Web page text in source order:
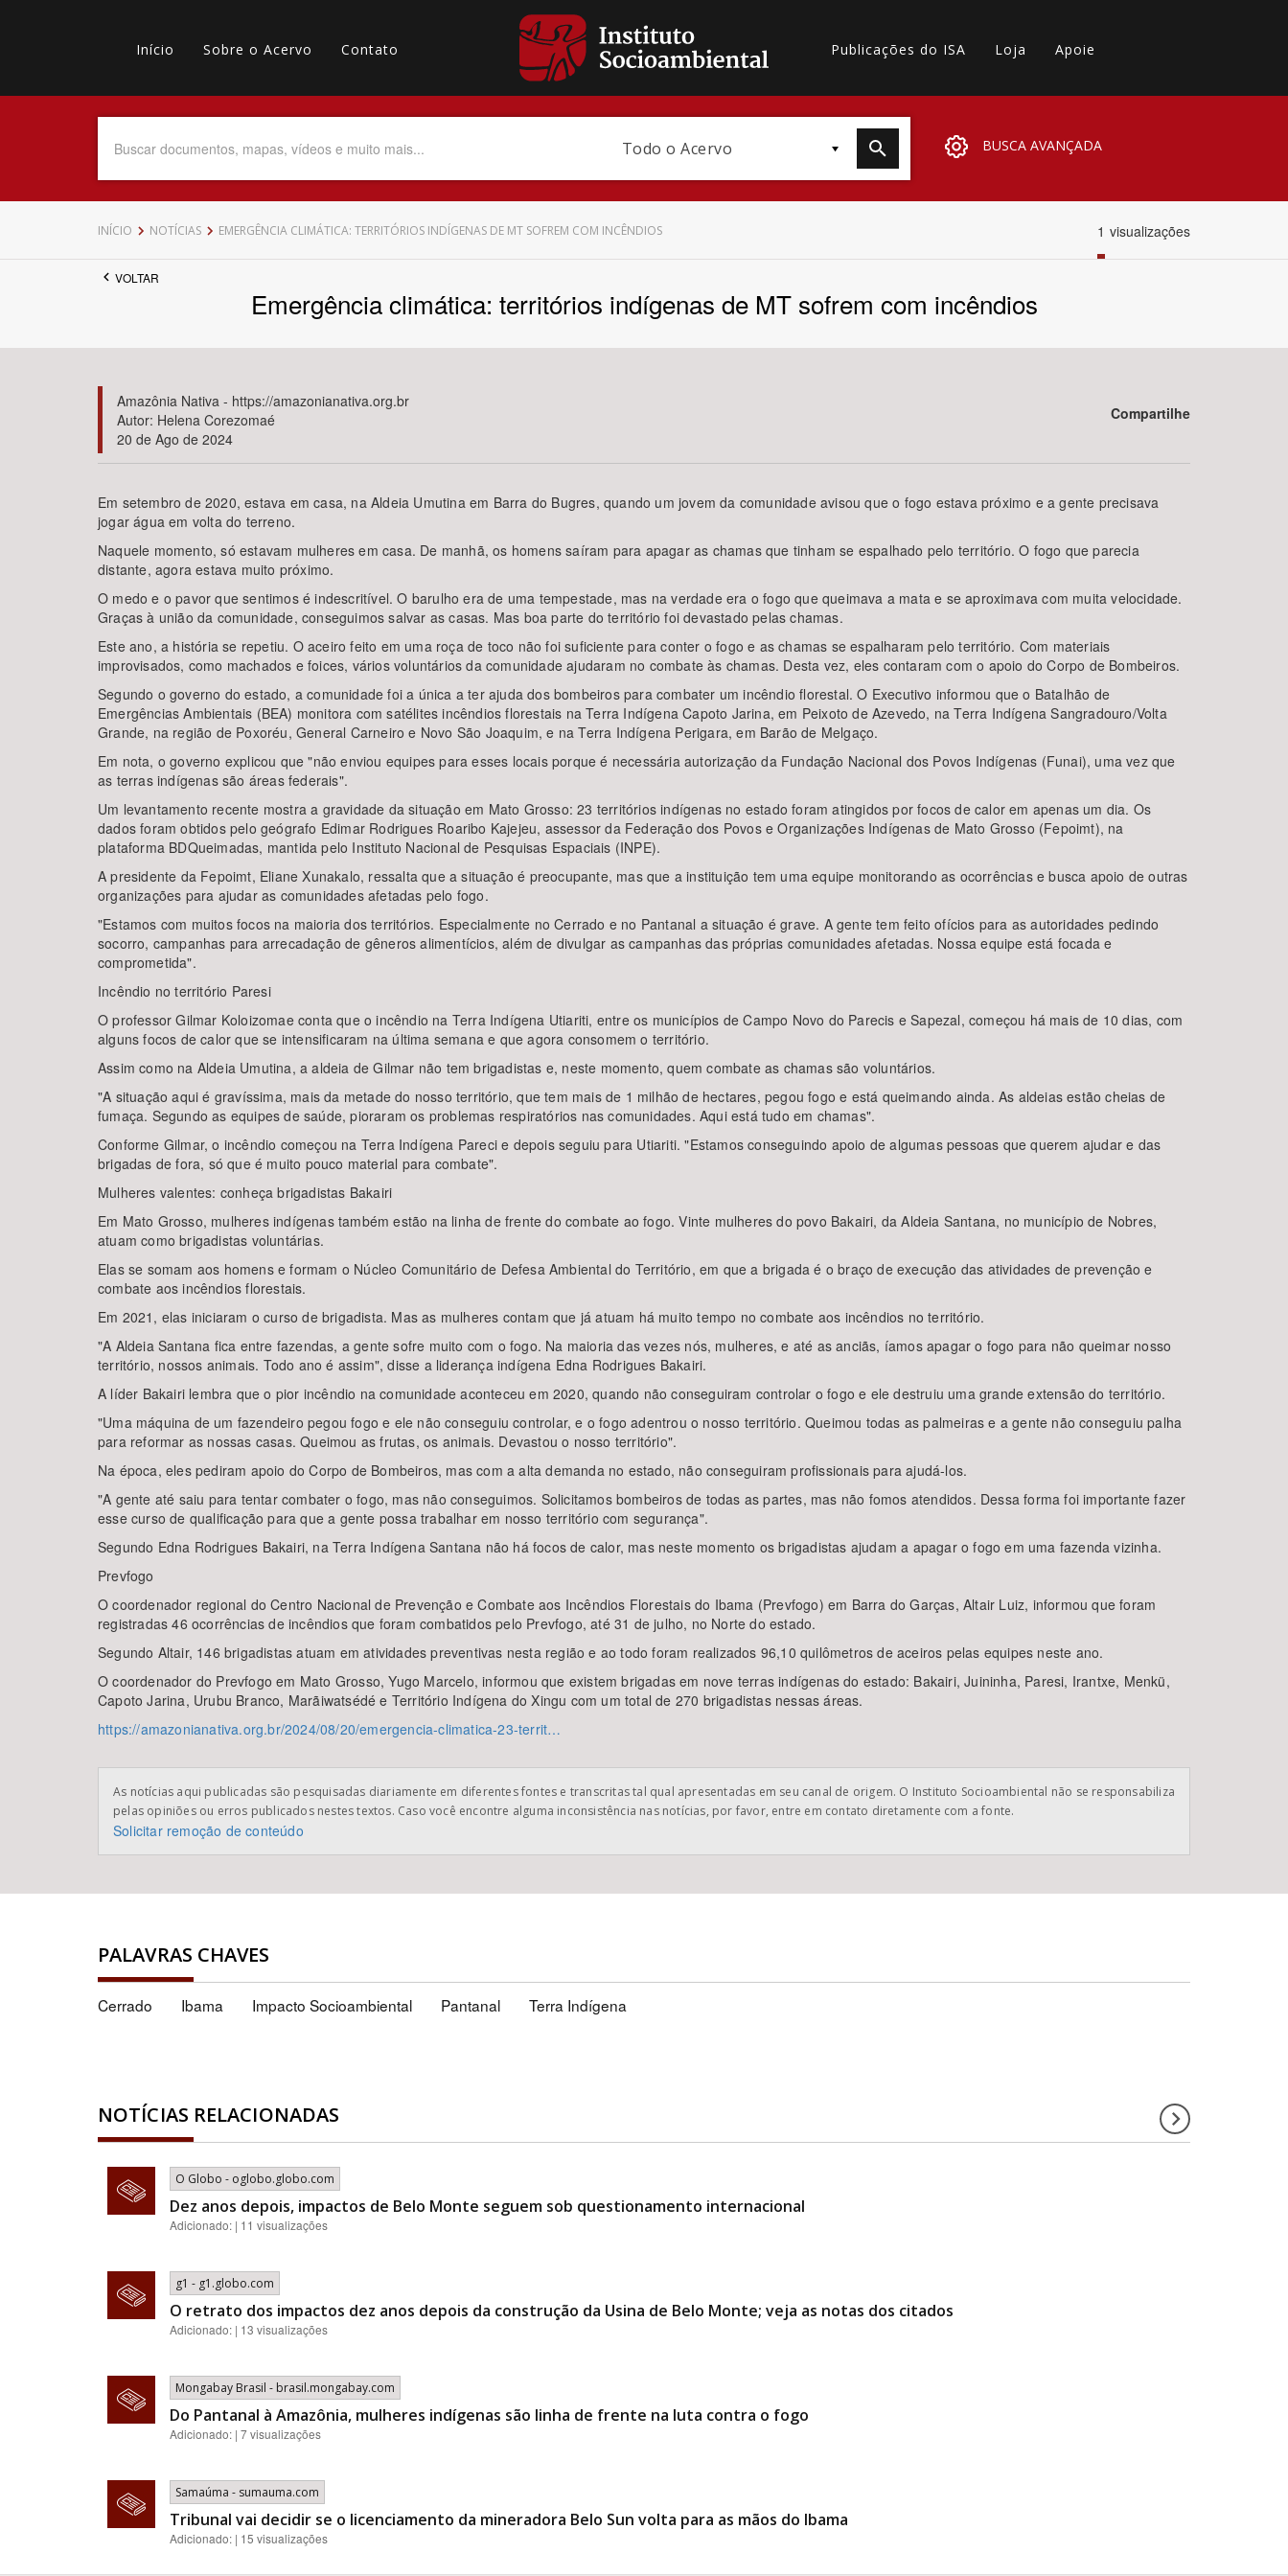
Main
navigation
Início Sobre o Acervo Contato
secundário
Publicações do ISA Loja Apoie
Todo o Acervo BUSCA AVANÇADA
Data do Documento Até
Bioma / Bacia
Tema
Área de Levantamento
INÍCIO NOTÍCIAS EMERGÊNCIA CLIMÁTICA: TERRITÓRIOS INDÍGENAS DE MT SOFREM COM INCÊNDIOS 1 visualizações
VOLTAR
Emergência climática: territórios indígenas de MT sofrem com incêndios
Amazônia Nativa - https://amazonianativa.org.br
Autor: Helena Corezomaé
20 de Ago de 2024
Compartilhe
Em setembro de 2020, estava em casa, na Aldeia Umutina em Barra do Bugres, quando um jovem da comunidade avisou que o fogo estava próximo e a gente precisava
jogar água em volta do terreno.
Naquele momento, só estavam mulheres em casa. De manhã, os homens saíram para apagar as chamas que tinham se espalhado pelo território. O fogo que parecia
distante, agora estava muito próximo.
O medo e o pavor que sentimos é indescritível. O barulho era de uma tempestade, mas na verdade era o fogo que queimava a mata e se aproximava com muita velocidade.
Graças à união da comunidade, conseguimos salvar as casas. Mas boa parte do território foi devastado pelas chamas.
Este ano, a história se repetiu. O aceiro feito em uma roça de toco não foi suficiente para conter o fogo e as chamas se espalharam pelo território. Com materiais
improvisados, como machados e foices, vários voluntários da comunidade ajudaram no combate às chamas. Desta vez, eles contaram com o apoio do Corpo de Bombeiros.
Segundo o governo do estado, a comunidade foi a única a ter ajuda dos bombeiros para combater um incêndio florestal. O Executivo informou que o Batalhão de
Emergências Ambientais (BEA) monitora com satélites incêndios florestais na Terra Indígena Capoto Jarina, em Peixoto de Azevedo, na Terra Indígena Sangradouro/Volta
Grande, na região de Poxoréu, General Carneiro e Novo São Joaquim, e na Terra Indígena Perigara, em Barão de Melgaço.
Em nota, o governo explicou que "não enviou equipes para esses locais porque é necessária autorização da Fundação Nacional dos Povos Indígenas (Funai), uma vez que
as terras indígenas são áreas federais".
Um levantamento recente mostra a gravidade da situação em Mato Grosso: 23 territórios indígenas no estado foram atingidos por focos de calor em apenas um dia. Os
dados foram obtidos pelo geógrafo Edimar Rodrigues Roaribo Kajejeu, assessor da Federação dos Povos e Organizações Indígenas de Mato Grosso (Fepoimt), na
plataforma BDQueimadas, mantida pelo Instituto Nacional de Pesquisas Espaciais (INPE).
A presidente da Fepoimt, Eliane Xunakalo, ressalta que a situação é preocupante, mas que a instituição tem uma equipe monitorando as ocorrências e busca apoio de outras
organizações para ajudar as comunidades afetadas pelo fogo.
"Estamos com muitos focos na maioria dos territórios. Especialmente no Cerrado e no Pantanal a situação é grave. A gente tem feito ofícios para as autoridades pedindo
socorro, campanhas para arrecadação de gêneros alimentícios, além de divulgar as campanhas das próprias comunidades afetadas. Nossa equipe está focada e
comprometida".
Incêndio no território Paresi
O professor Gilmar Koloizomae conta que o incêndio na Terra Indígena Utiariti, entre os municípios de Campo Novo do Parecis e Sapezal, começou há mais de 10 dias, com
alguns focos de calor que se intensificaram na última semana e que agora consomem o território.
Assim como na Aldeia Umutina, a aldeia de Gilmar não tem brigadistas e, neste momento, quem combate as chamas são voluntários.
"A situação aqui é gravíssima, mais da metade do nosso território, que tem mais de 1 milhão de hectares, pegou fogo e está queimando ainda. As aldeias estão cheias de
fumaça. Segundo as equipes de saúde, pioraram os problemas respiratórios nas comunidades. Aqui está tudo em chamas".
Conforme Gilmar, o incêndio começou na Terra Indígena Pareci e depois seguiu para Utiariti. "Estamos conseguindo apoio de algumas pessoas que querem ajudar e das
brigadas de fora, só que é muito pouco material para combate".
Mulheres valentes: conheça brigadistas Bakairi
Em Mato Grosso, mulheres indígenas também estão na linha de frente do combate ao fogo. Vinte mulheres do povo Bakairi, da Aldeia Santana, no município de Nobres,
atuam como brigadistas voluntárias.
Elas se somam aos homens e formam o Núcleo Comunitário de Defesa Ambiental do Território, em que a brigada é o braço de execução das atividades de prevenção e
combate aos incêndios florestais.
Em 2021, elas iniciaram o curso de brigadista. Mas as mulheres contam que já atuam há muito tempo no combate aos incêndios no território.
"A Aldeia Santana fica entre fazendas, a gente sofre muito com o fogo. Na maioria das vezes nós, mulheres, e até as anciãs, íamos apagar o fogo para não queimar nosso
território, nossos animais. Todo ano é assim", disse a liderança indígena Edna Rodrigues Bakairi.
A líder Bakairi lembra que o pior incêndio na comunidade aconteceu em 2020, quando não conseguiram controlar o fogo e ele destruiu uma grande extensão do território.
"Uma máquina de um fazendeiro pegou fogo e ele não conseguiu controlar, e o fogo adentrou o nosso território. Queimou todas as palmeiras e a gente não conseguiu palha
para reformar as nossas casas. Queimou as frutas, os animais. Devastou o nosso território".
Na época, eles pediram apoio do Corpo de Bombeiros, mas com a alta demanda no estado, não conseguiram profissionais para ajudá-los.
"A gente até saiu para tentar combater o fogo, mas não conseguimos. Solicitamos bombeiros de todas as partes, mas não fomos atendidos. Dessa forma foi importante fazer
esse curso de qualificação para que a gente possa trabalhar em nosso território com segurança".
Segundo Edna Rodrigues Bakairi, na Terra Indígena Santana não há focos de calor, mas neste momento os brigadistas ajudam a apagar o fogo em uma fazenda vizinha.
Prevfogo
O coordenador regional do Centro Nacional de Prevenção e Combate aos Incêndios Florestais do Ibama (Prevfogo) em Barra do Garças, Altair Luiz, informou que foram
registradas 46 ocorrências de incêndios que foram combatidos pelo Prevfogo, até 31 de julho, no Norte do estado.
Segundo Altair, 146 brigadistas atuam em atividades preventivas nesta região e ao todo foram realizados 96,10 quilômetros de aceiros pelas equipes neste ano.
O coordenador do Prevfogo em Mato Grosso, Yugo Marcelo, informou que existem brigadas em nove terras indígenas do estado: Bakairi, Juininha, Paresi, Irantxe, Menkü,
Capoto Jarina, Urubu Branco, Marãiwatsédé e Território Indígena do Xingu com um total de 270 brigadistas nessas áreas.
https://amazonianativa.org.br/2024/08/20/emergencia-climatica-23-territ…
As notícias aqui publicadas são pesquisadas diariamente em diferentes fontes e transcritas tal qual apresentadas em seu canal de origem. O Instituto Socioambiental não se responsabiliza
pelas opiniões ou erros publicados nestes textos. Caso você encontre alguma inconsistência nas notícias, por favor, entre em contato diretamente com a fonte.
Solicitar remoção de conteúdo
PALAVRAS CHAVES
Cerrado Ibama Impacto Socioambiental Pantanal Terra Indígena
NOTÍCIAS RELACIONADAS
O Globo - oglobo.globo.com
Dez anos depois, impactos de Belo Monte seguem sob questionamento internacional
Adicionado: | 11 visualizações
g1 - g1.globo.com
O retrato dos impactos dez anos depois da construção da Usina de Belo Monte; veja as notas dos citados
Adicionado: | 13 visualizações
Mongabay Brasil - brasil.mongabay.com
Do Pantanal à Amazônia, mulheres indígenas são linha de frente na luta contra o fogo
Adicionado: | 7 visualizações
Samaúma - sumauma.com
Tribunal vai decidir se o licenciamento da mineradora Belo Sun volta para as mãos do Ibama
Adicionado: | 15 visualizações